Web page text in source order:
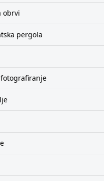
obrvi
pergola